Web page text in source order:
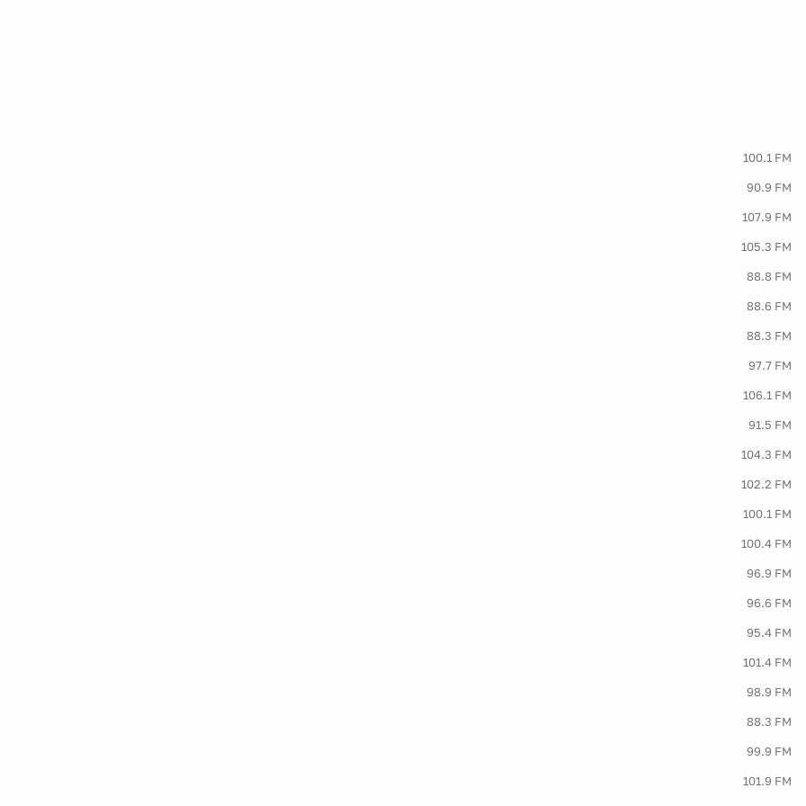
100.1 FM
90.9 FM
107.9 FM
105.3 FM
88.8 FM
88.6 FM
88.3 FM
97.7 FM
106.1 FM
91.5 FM
104.3 FM
102.2 FM
100.1 FM
100.4 FM
96.9 FM
96.6 FM
95.4 FM
101.4 FM
98.9 FM
88.3 FM
99.9 FM
101.9 FM